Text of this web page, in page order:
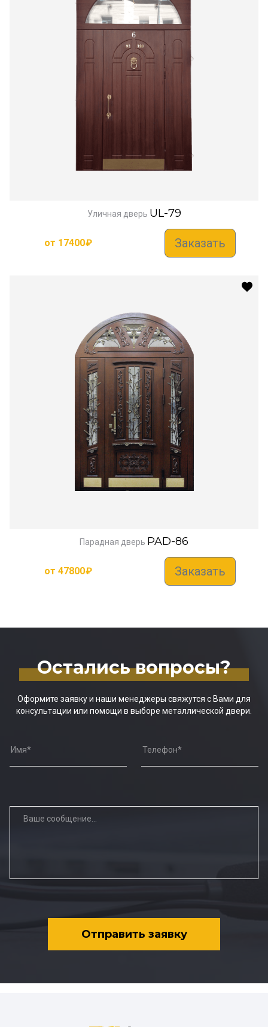
Уличная дверь UL-79
от 17400₽ Заказать
Парадная дверь PAD-86
от 47800₽ Заказать
Остались вопросы?
Оформите заявку и наши менеджеры свяжутся с Вами для
консультации или помощи в выборе металлической двери.
Отправить заявку